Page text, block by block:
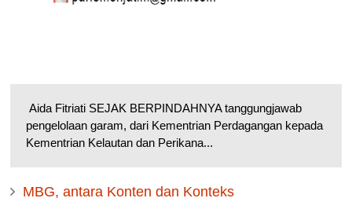
Aida Fitriati SEJAK BERPINDAHNYA tanggungjawab
pengelolaan garam, dari Kementrian Perdagangan kepada
Kementrian Kelautan dan Perikana...
MBG, antara Konten dan Konteks